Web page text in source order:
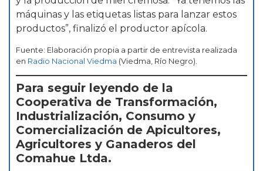
máquinas y las etiquetas listas para lanzar estos
productos”, finalizó el productor apícola.
Fuente: Elaboración propia a partir de entrevista realizada
en Radio Nacional Viedma (Viedma, Río Negro).
Para seguir leyendo de la
Cooperativa de Transformación,
Industrialización, Consumo y
Comercialización de Apicultores,
Agricultores y Ganaderos del
Comahue Ltda.